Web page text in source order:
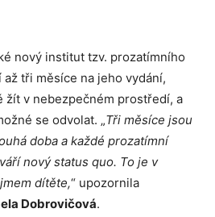
nový institut tzv. prozatímního
tři měsíce na jeho vydání,
žít v nebezpečném prostředí, a
se odvolat. „Tři měsíce jsou
doba a každé prozatímní
nový status quo. To je v
dítěte,“ upozornila
Dobrovičová.